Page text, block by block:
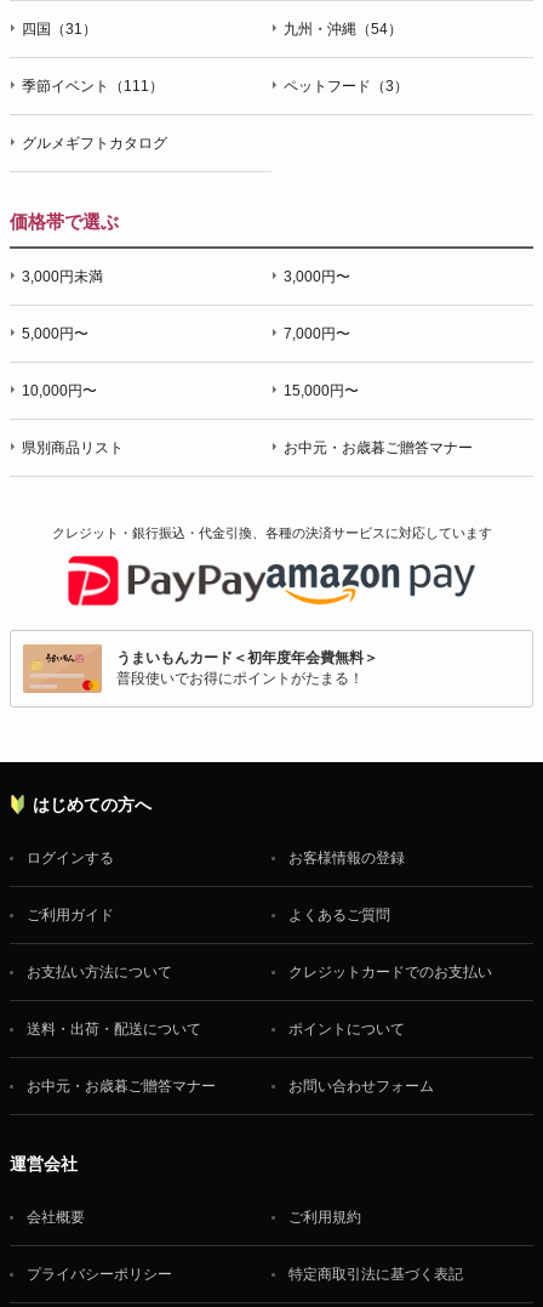
四国（31） 九州・沖縄（54）
季節イベント（111） ペットフード（3）
グルメギフトカタログ
価格帯で選ぶ
3,000円未満 3,000円〜
5,000円〜 7,000円〜
10,000円〜 15,000円〜
県別商品リスト お中元・お歳暮ご贈答マナー
クレジット・銀行振込・代金引換、各種の決済サービスに対応しています
うまいもんカード＜初年度年会費無料＞
普段使いでお得にポイントがたまる！
はじめての方へ
ログインする お客様情報の登録
ご利用ガイド よくあるご質問
お支払い方法について クレジットカードでのお支払い
送料・出荷・配送について ポイントについて
お中元・お歳暮ご贈答マナー お問い合わせフォーム
運営会社
会社概要 ご利用規約
プライバシーポリシー 特定商取引法に基づく表記